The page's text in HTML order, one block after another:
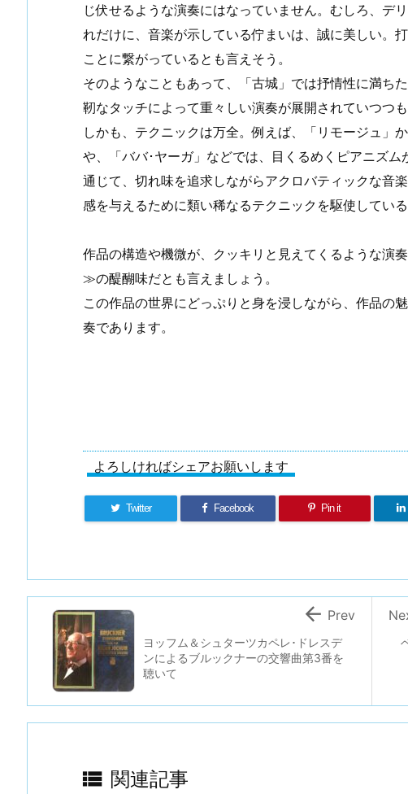
じ伏せるような演奏にはなっていません。むしろ、デ
れだけに、音楽が示している佇まいは、誠に美しい。
ことに繋がっているとも言えそう。
そのようなこともあって、「古城」では抒情性に満ち
靭なタッチによって重々しい演奏が展開されていつつ
しかも、テクニックは万全。例えば、「リモージュ」
や、「ババ･ヤーガ」などでは、目くるめくピアニズ
通じて、切れ味を追求しながらアクロバティックな音
感を与えるために類い稀なるテクニックを駆使してい
作品の構造や機微が、クッキリと見えてくるような演
≫の醍醐味だとも言えましょう。
この作品の世界にどっぷりと身を浸しながら、作品の
奏であります。
よろしければシェアお願いします
Twitter Facebook Pin it
ヨッフム＆シュターツカペレ･ドレスデ
ンによるブルックナーの交響曲第3番を
聴いて
 Prev
 関連記事